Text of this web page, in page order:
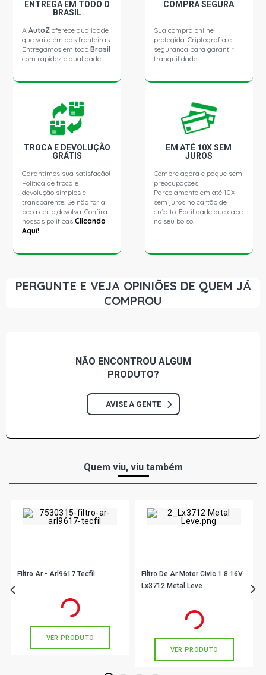
2015)
HB20 S FOR YOU SEDAN 1.0 12V KAPPA FLEX (2015 -
HB20 SPICY HATCH 1.0 12V KAPPA FLEX (2015 - 2015)
HB20 EVOLUTION HATCH 1.0 12V KAPPA FLEX (2020 -
2021)
HB20 SENSE HATCH 1.0 12V KAPPA FLEX (2020 - 2021)
HB20 VISION HATCH 1.0 12V KAPPA FLEX (2020 - 2021)
ENTREGA EM TODO O
BRASIL
AAutoZ oferece qualidade
que vai além das fronteiras.
Entregamos em todoBrasil
com rapidez e qualidade.
COMPRA SEGURA
Sua compra online
protegida. Criptografia e
segurança para garantir
tranquilidade.
TROCA E DEVOLUÇÃO
GRÁTIS
Garantimos sua satisfação!
Política de troca e
devolução simples e
transparente. Se não for a
peça certa,devolva. Confira
nossas políticasClicando
Aqui!
EM ATÉ 10X SEM
JUROS
Compre agora e pague sem
preocupações!
Parcelamento em até 10X
sem juros no cartão de
crédito. Facilidade que cabe
no seu bolso.
PERGUNTE E VEJA OPINIÕES DE QUEM JÁ
COMPROU
NÃO ENCONTROU ALGUM
PRODUTO?
AVISE A GENTE
Quem viu, viu também
Filtro Ar - Arl9617 Tecfil
em até 1x de
VER PRODUTO
Filtro De Ar Motor Civic 1.8 16V
Lx3712 Metal Leve
em até 2x de
VER PRODUTO